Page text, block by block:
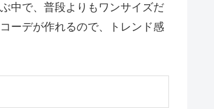
中で、普段よりもワンサイズだ
ーデが作れるので、トレンド感